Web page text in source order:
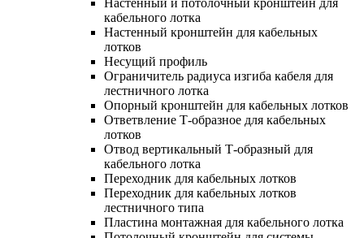
кабельного лотка
Настенный кронштейн для кабельных
лотков
Несущий профиль
Ограничитель радиуса изгиба кабеля для
лестничного лотка
Опорный кронштейн для кабельных лотков
Ответвление Т-образное для кабельных
лотков
Отвод вертикальный Т-образный для
кабельного лотка
Переходник для кабельных лотков
Переходник для кабельных лотков
лестничного типа
Пластина монтажная для кабельного лотка